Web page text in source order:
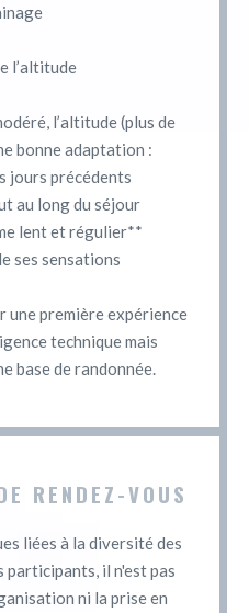
l’altitude
l’altitude (plus de
bonne adaptation :
jours précédents
au long du séjour
lent et régulier**
ses sensations
une première expérience
technique mais
base de randonnée.
RENDEZ-VOUS
liées à la diversité des
participants, il n'est pas
ni la prise en